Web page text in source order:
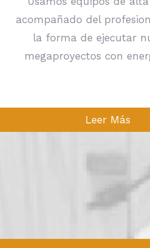
acompañado del
la forma de ejecutar
megaproyectos con
Leer Más